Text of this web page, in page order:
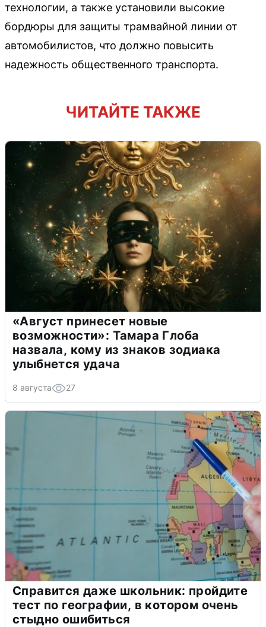
технологии, а также установили высокие
бордюры для защиты трамвайной линии от
автомобилистов, что должно повысить
надежность общественного транспорта.
ЧИТАЙТЕ ТАКЖЕ
«Август принесет новые
возможности»: Тамара Глоба
назвала, кому из знаков зодиака
улыбнется удача
8 августа 27
Справится даже школьник: пройдите
тест по географии, в котором очень
стыдно ошибиться